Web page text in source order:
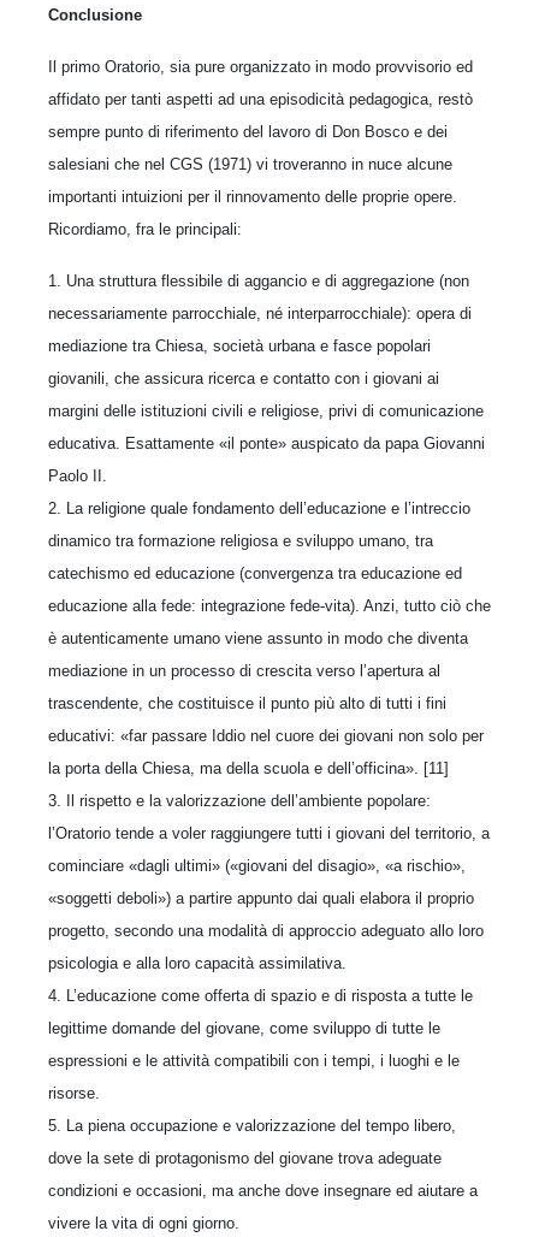
Conclusione
Il primo Oratorio, sia pure organizzato in modo provvisorio ed
affidato per tanti aspetti ad una episodicità pedagogica, restò
sempre punto di riferimento del lavoro di Don Bosco e dei
salesiani che nel CGS (1971) vi troveranno in nuce alcune
importanti intuizioni per il rinnovamento delle proprie opere.
Ricordiamo, fra le principali:
1. Una struttura flessibile di aggancio e di aggregazione (non
necessariamente parrocchiale, né interparrocchiale): opera di
mediazione tra Chiesa, società urbana e fasce popolari
giovanili, che assicura ricerca e contatto con i giovani ai
margini delle istituzioni civili e religiose, privi di comunicazione
educativa. Esattamente «il ponte» auspicato da papa Giovanni
Paolo II.
2. La religione quale fondamento dell’educazione e l’intreccio
dinamico tra formazione religiosa e sviluppo umano, tra
catechismo ed educazione (convergenza tra educazione ed
educazione alla fede: integrazione fede-vita). Anzi, tutto ciò che
è autenticamente umano viene assunto in modo che diventa
mediazione in un processo di crescita verso l’apertura al
trascendente, che costituisce il punto più alto di tutti i fini
educativi: «far passare Iddio nel cuore dei giovani non solo per
la porta della Chiesa, ma della scuola e dell’officina». [11]
3. Il rispetto e la valorizzazione dell’ambiente popolare:
l’Oratorio tende a voler raggiungere tutti i giovani del territorio, a
cominciare «dagli ultimi» («giovani del disagio», «a rischio»,
«soggetti deboli») a partire appunto dai quali elabora il proprio
progetto, secondo una modalità di approccio adeguato allo loro
psicologia e alla loro capacità assimilativa.
4. L’educazione come offerta di spazio e di risposta a tutte le
legittime domande del giovane, come sviluppo di tutte le
espressioni e le attività compatibili con i tempi, i luoghi e le
risorse.
5. La piena occupazione e valorizzazione del tempo libero,
dove la sete di protagonismo del giovane trova adeguate
condizioni e occasioni, ma anche dove insegnare ed aiutare a
vivere la vita di ogni giorno.